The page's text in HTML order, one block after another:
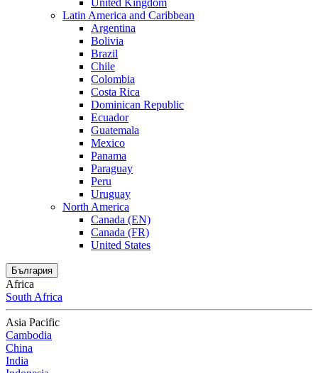
United Kingdom
Latin America and Caribbean
Argentina
Bolivia
Brazil
Chile
Colombia
Costa Rica
Dominican Republic
Ecuador
Guatemala
Mexico
Panama
Paraguay
Peru
Uruguay
North America
Canada (EN)
Canada (FR)
United States
България
Africa
South Africa
Asia Pacific
Cambodia
China
India